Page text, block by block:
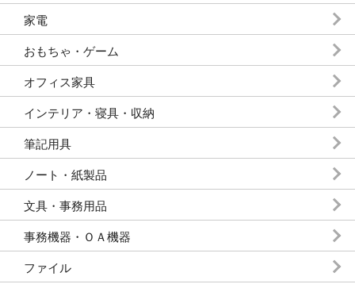
家電
おもちゃ・ゲーム
オフィス家具
インテリア・寝具・収納
筆記用具
ノート・紙製品
文具・事務用品
事務機器・ＯＡ機器
ファイル